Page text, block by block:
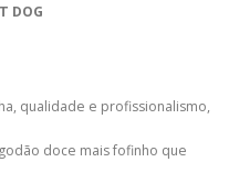
DOG
qualidade e profissionalismo,
doce mais fofinho que